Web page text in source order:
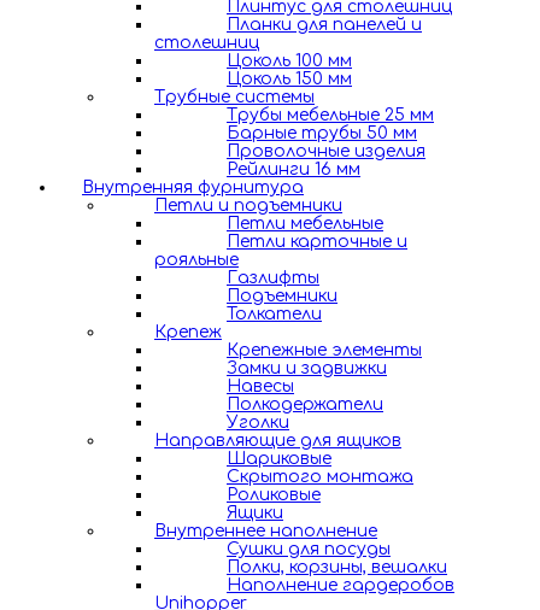
Плинтус для столешниц
Планки для панелей и
столешниц
Цоколь 100 мм
Цоколь 150 мм
Трубные системы
Трубы мебельные 25 мм
Барные трубы 50 мм
Проволочные изделия
Рейлинги 16 мм
Внутренняя фурнитура
Петли и подъемники
Петли мебельные
Петли карточные и
рояльные
Газлифты
Подъемники
Толкатели
Крепеж
Крепежные элементы
Замки и задвижки
Навесы
Полкодержатели
Уголки
Направляющие для ящиков
Шариковые
Скрытого монтажа
Роликовые
Ящики
Внутреннее наполнение
Сушки для посуды
Полки, корзины, вешалки
Наполнение гардеробов
Unihopper